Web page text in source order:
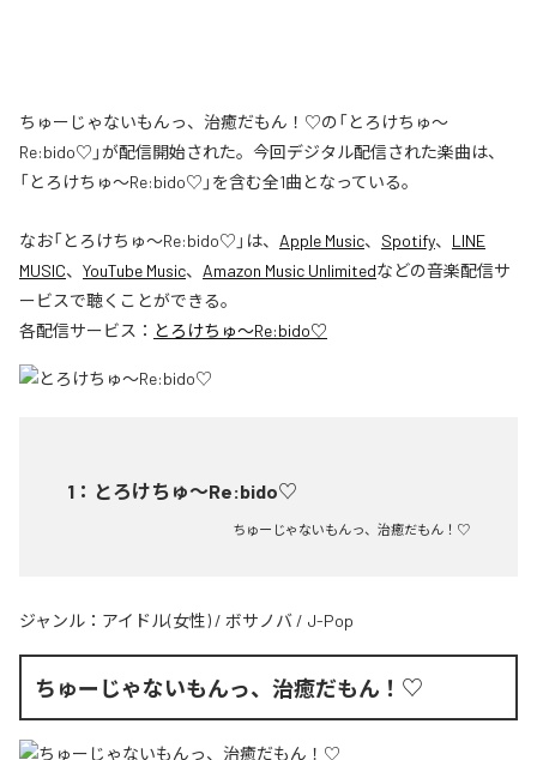
ちゅーじゃないもんっ、治癒だもん！♡の「とろけちゅ〜
Re:bido♡」が配信開始された。今回デジタル配信された楽曲は、
「とろけちゅ〜Re:bido♡」を含む全1曲となっている。
なお「とろけちゅ〜Re:bido♡ 」は、 Apple Music、 Spotify、 LINE
MUSIC、 YouTube Music、 Amazon Music Unlimitedなどの音楽配信サ
ービスで聴くことができる。
各配信サービス： とろけちゅ〜Re:bido♡
1 ： とろけちゅ〜Re:bido♡
ちゅーじゃないもんっ、治癒だもん！♡
ジャンル： アイドル(女性) / ボサノバ / J-Pop
ちゅーじゃないもんっ、治癒だもん！♡